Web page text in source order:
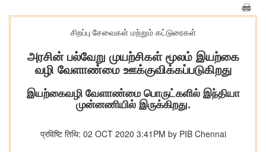
சிறப்பு சேவைகள் மற்றும் கட்டுரைகள்
அரசின் பல்வேறு முயற்சிகள் மூலம் இயற்கை
வழி வேளாண்மை ஊக்குவிக்கப்படுகிறது
இயற்கைவழி வேளாண்மை பொருட்களில் இந்தியா
முன்னணியில் இருக்கிறது.
प्रविष्टि तिथि: 02 OCT 2020 3:41PM by PIB Chennai